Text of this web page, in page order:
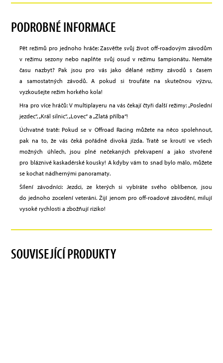
PODROBNÉ INFORMACE
Pět režimů pro jednoho hráče: Zasvěťte svůj život off-roadovým závodům
v režimu sezony nebo naplňte svůj osud v režimu šampionátu. Nemáte
času nazbyt? Pak jsou pro vás jako dělané režimy závodů s časem
a samostatných závodů. A pokud si troufáte na skutečnou výzvu,
vyzkoušejte režim horkého kola!
Hra pro více hráčů: V multiplayeru na vás čekají čtyři další režimy: „Poslední
jezdec“, „Král silnic“, „Lovec“ a „Zlatá přilba“!
Úchvatné tratě: Pokud se v Offroad Racing můžete na něco spolehnout,
pak na to, že vás čeká pořádně divoká jízda. Tratě se kroutí ve všech
možných úhlech, jsou plné nečekaných překvapení a jako stvořené
pro bláznivé kaskadérské kousky! A kdyby vám to snad bylo málo, můžete
se kochat nádhernými panoramaty.
Šílení závodníci: Jezdci, ze kterých si vybíráte svého oblíbence, jsou
do jednoho zocelení veteráni. Žijí jenom pro off-roadové závodění, milují
vysoké rychlosti a zbožňují riziko!
SOUVISEJÍCÍ PRODUKTY